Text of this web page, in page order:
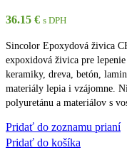
36.15 € s DPH
Sincolor Epoxydová živica
expoxidová živica pre
keramiky, dreva, betón,
materiály lepia i vzájomne.
polyuretánu a materiálov s
Pridať do zoznamu prianí
Pridať do košíka